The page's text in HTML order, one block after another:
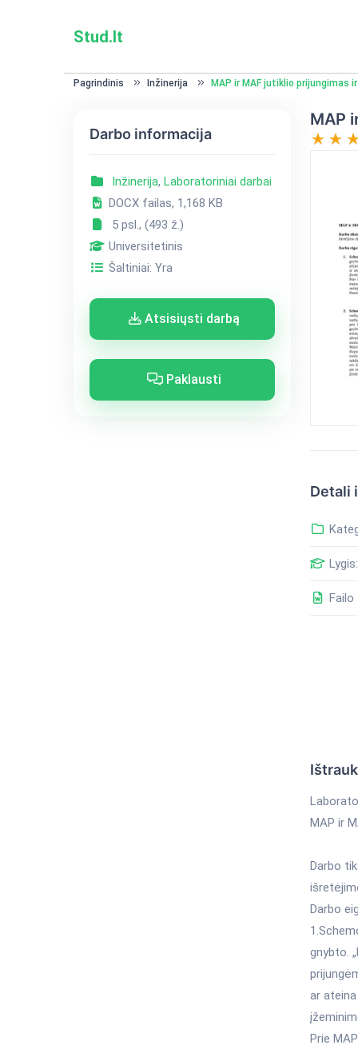
Stud.lt
Pagrindinis Inžinerija MAP ir MAF jutiklio prijungimas
Darbo informacija
Inžinerija, Laboratoriniai darbai
DOCX failas, 1,168 KB
5 psl., (493 ž.)
Universitetinis
Šaltiniai: Yra
Atsisiųsti darbą
Paklausti
MAP
Detali
Lygis:
MAP ir
Darbo
Darbo
gnybto.
ar
Prie